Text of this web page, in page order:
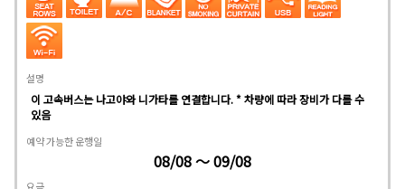
설명
이 고속버스는 나고야와 니가타를 연결합니다. * 차량에 따라 장비가 다를 수
있음
예약 가능한 운행일
08/08 ～ 09/08